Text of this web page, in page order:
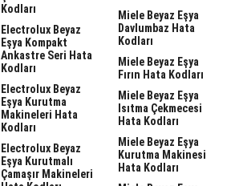
Kodları
Electrolux Beyaz
Eşya Kompakt
Ankastre Seri Hata
Kodları
Electrolux Beyaz
Eşya Kurutma
Makineleri Hata
Kodları
Electrolux Beyaz
Eşya Kurutmalı
Çamaşır Makineleri
Miele Beyaz Eşya
Davlumbaz Hata
Kodları
Miele Beyaz Eşya
Fırın Hata Kodları
Miele Beyaz Eşya
Isıtma Çekmecesi
Hata Kodları
Miele Beyaz Eşya
Kurutma Makinesi
Hata Kodları